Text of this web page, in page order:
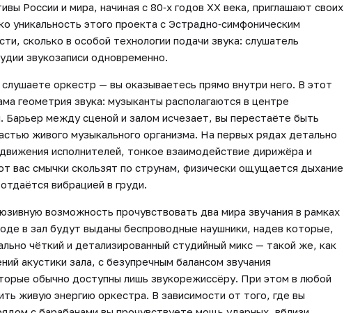
России и мира, начиная с 80‑х годов XX века, приглашают своих
уникальность этого проекта с Эстрадно‑симфоническим
сколько в особой технологии подачи звука: слушатель
звукозаписи одновременно.
оркестр — вы оказываетесь прямо внутри него. В этот
геометрия звука: музыканты располагаются в центре
Барьер между сценой и залом исчезает, вы перестаёте быть
живого музыкального организма. На первых рядах детально
исполнителей, тонкое взаимодействие дирижёра и
вас смычки скользят по струнам, физически ощущается дыхание
вибрацией в груди.
возможность прочувствовать два мира звучания в рамках
в зал будут выданы беспроводные наушники, надев которые,
чёткий и детализированный студийный микс — такой же, как
акустики зала, с безупречным балансом звучания
обычно доступны лишь звукорежиссёру. При этом в любой
живую энергию оркестра. В зависимости от того, где вы